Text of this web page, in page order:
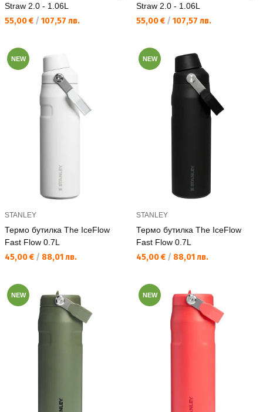
Straw 2.0 - 1.06L
Текуща цена:
55,00 € / 107,57 лв.
Straw 2.0 - 1.06L
Текуща цена:
55,00 € / 107,57 лв.
NEW
STANLEY
Термо бутилка The IceFlow
Fast Flow 0.7L
Текуща цена:
45,00 € / 88,01 лв.
NEW
STANLEY
Термо бутилка The IceFlow
Fast Flow 0.7L
Текуща цена:
45,00 € / 88,01 лв.
NEW NEW